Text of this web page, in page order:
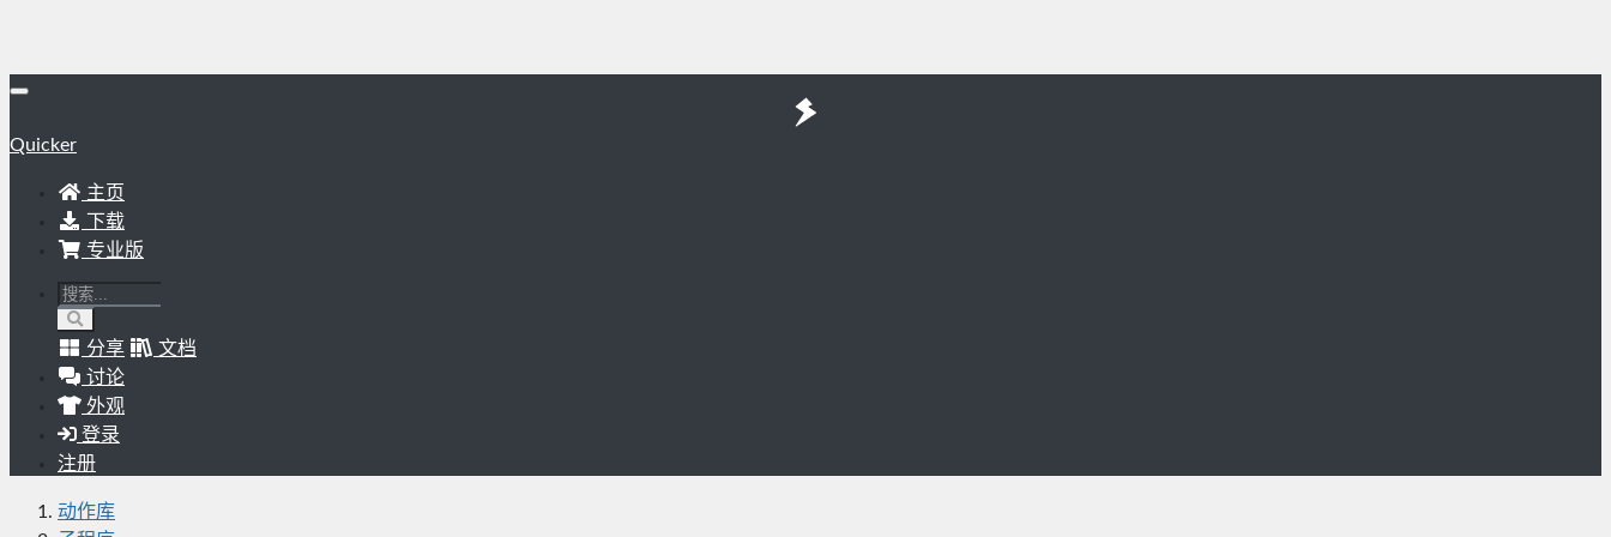
Quicker
主页
下载
专业版
分享
文档
讨论
外观
登录
注册
动作库